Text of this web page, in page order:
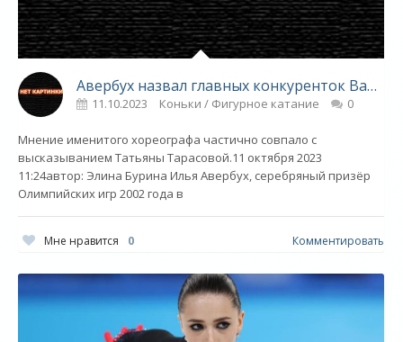
Авербух назвал главных конкуренток Валиевой в новом сезоне - «Фигурное катание»
11.10.2023 Коньки / Фигурное катание 0
Мнение именитого хореографа частично совпало с
высказыванием Татьяны Тарасовой.11 октября 2023
11:24автор: Элина Бурина Илья Авербух, серебряный призёр
Олимпийских игр 2002 года в
Мне нравится 0 Комментировать